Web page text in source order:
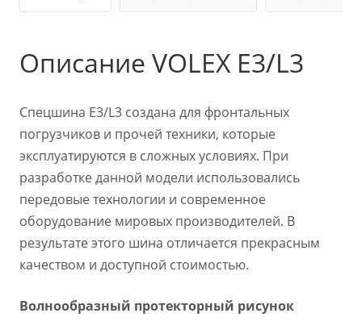
Описание VOLEX E3/L3
Спецшина E3/L3 создана для фронтальных
погрузчиков и прочей техники, которые
эксплуатируются в сложных условиях. При
разработке данной модели использовались
передовые технологии и современное
оборудование мировых производителей. В
результате этого шина отличается прекрасным
качеством и доступной стоимостью.
Волнообразный протекторный рисунок